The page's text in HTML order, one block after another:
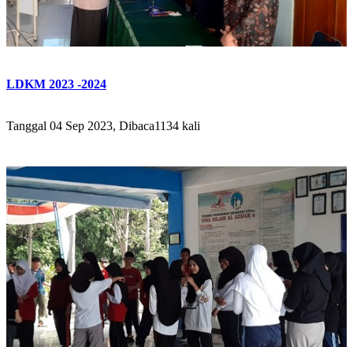
LDKM 2023 -2024
Tanggal 04 Sep 2023, Dibaca1134 kali